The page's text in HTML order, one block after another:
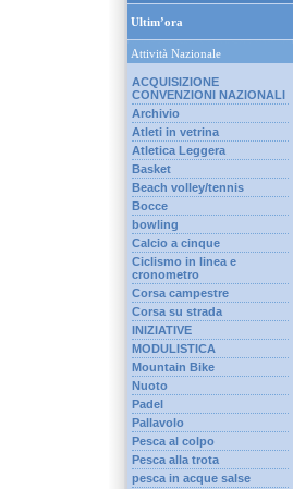
Ultim’ora
Attività Nazionale
ACQUISIZIONE
CONVENZIONI NAZIONALI
Archivio
Atleti in vetrina
Atletica Leggera
Basket
Beach volley/tennis
Bocce
bowling
Calcio a cinque
Ciclismo in linea e
cronometro
Corsa campestre
Corsa su strada
INIZIATIVE
MODULISTICA
Mountain Bike
Nuoto
Padel
Pallavolo
Pesca al colpo
Pesca alla trota
pesca in acque salse